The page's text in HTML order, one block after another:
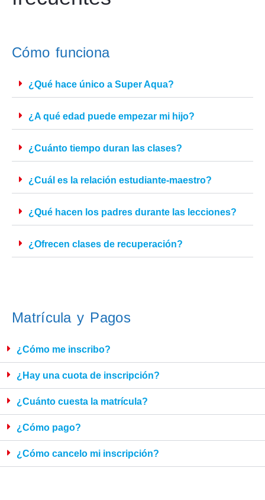
Cómo funciona
¿Qué hace único a Super Aqua?
¿A qué edad puede empezar mi hijo?
¿Cuánto tiempo duran las clases?
¿Cuál es la relación estudiante-maestro?
¿Qué hacen los padres durante las lecciones?
¿Ofrecen clases de recuperación?
Matrícula y Pagos
¿Cómo me inscribo?
¿Hay una cuota de inscripción?
¿Cuánto cuesta la matrícula?
¿Cómo pago?
¿Cómo cancelo mi inscripción?